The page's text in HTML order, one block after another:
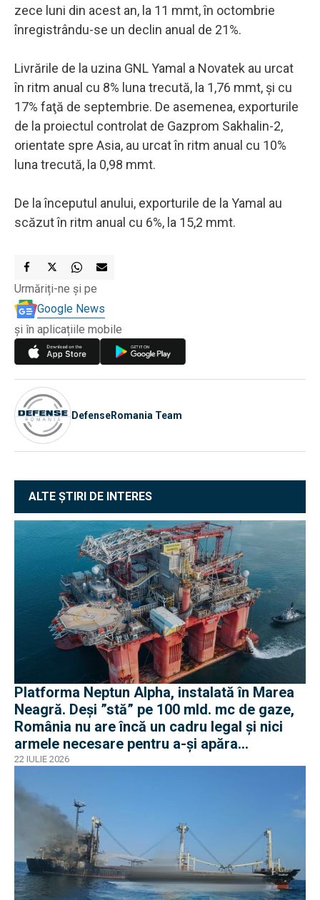
zece luni din acest an, la 11 mmt, în octombrie
înregistrându-se un declin anual de 21%.
Livrările de la uzina GNL Yamal a Novatek au urcat
în ritm anual cu 8% luna trecută, la 1,76 mmt, şi cu
17% faţă de septembrie. De asemenea, exporturile
de la proiectul controlat de Gazprom Sakhalin-2,
orientate spre Asia, au urcat în ritm anual cu 10%
luna trecută, la 0,98 mmt.
De la începutul anului, exporturile de la Yamal au
scăzut în ritm anual cu 6%, la 15,2 mmt.
Urmăriți-ne și pe
Google News
și în aplicațiile mobile
DefenseRomania Team
ALTE ȘTIRI DE INTERES
Platforma Neptun Alpha, instalată în Marea
Neagră. Deși ”stă” pe 100 mld. mc de gaze,
România nu are încă un cadru legal și nici
armele necesare pentru a-și apăra
infrastructura
22 IULIE 2026